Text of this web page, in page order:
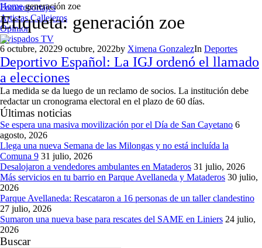
Fotorreportajes
Artistas Callejeros
Opinión
Avispados TV
Home generación zoe
Etiqueta: generación zoe
6 octubre, 20229 octubre, 2022by Ximena GonzalezIn Deportes
Deportivo Español: La IGJ ordenó el llamado
a elecciones
La medida se da luego de un reclamo de socios. La institución debe
redactar un cronograma electoral en el plazo de 60 días.
Últimas noticias
Se espera una masiva movilización por el Día de San Cayetano 6
agosto, 2026
Llega una nueva Semana de las Milongas y no está incluída la
Comuna 9 31 julio, 2026
Desalojaron a vendedores ambulantes en Mataderos 31 julio, 2026
Más servicios en tu barrio en Parque Avellaneda y Mataderos 30 julio,
2026
Parque Avellaneda: Rescataron a 16 personas de un taller clandestino
27 julio, 2026
Sumaron una nueva base para rescates del SAME en Liniers 24 julio,
2026
Buscar